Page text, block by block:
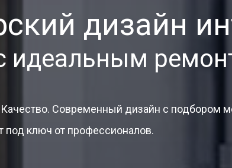
дизайн
идеальным
Современный дизайн с подбором
под ключ от профессионалов.